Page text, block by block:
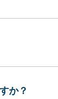
か？